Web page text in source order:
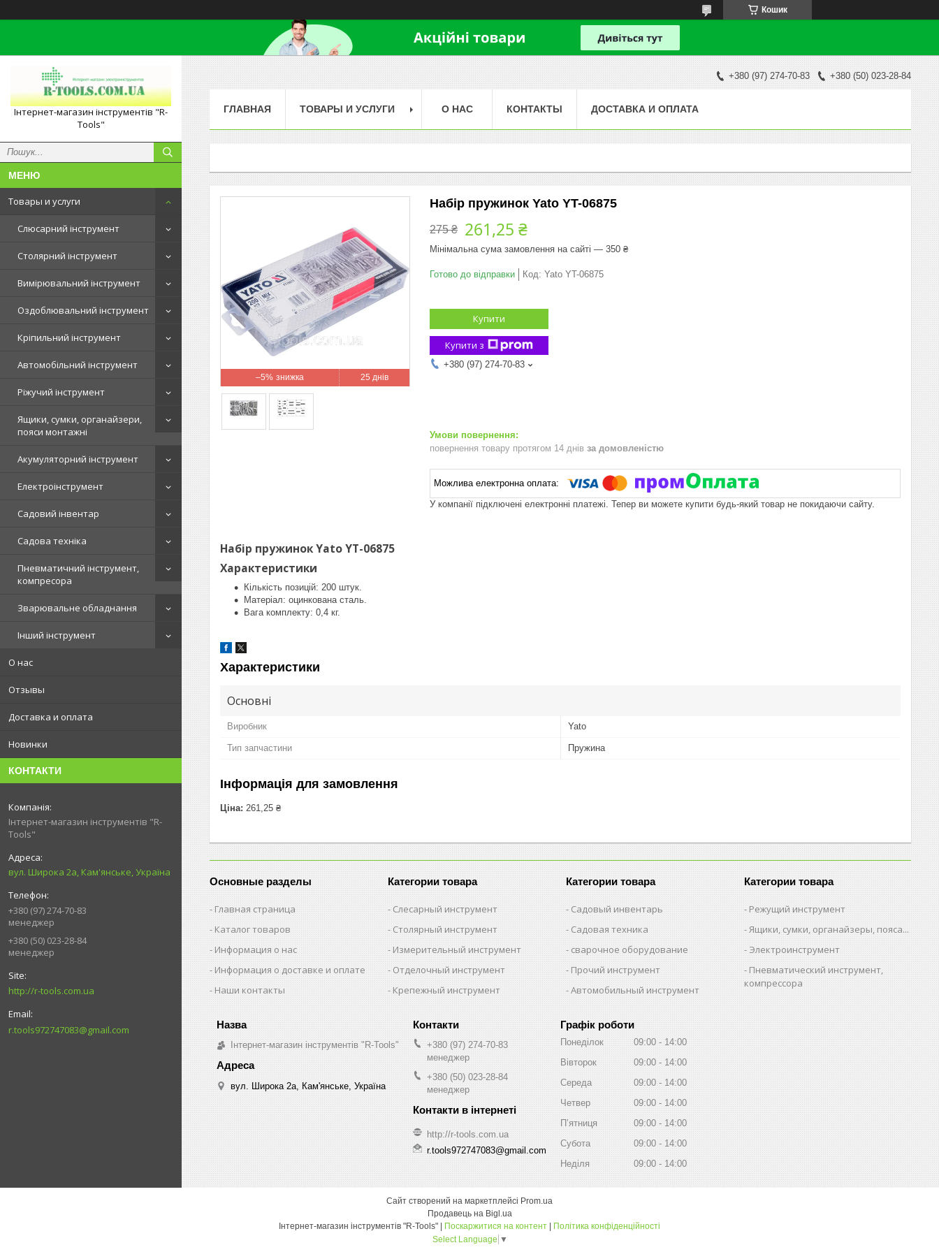
Кошик
Інтернет-магазин інструментів "R-
Tools"
Товары и услуги
Слюсарний інструмент
Столярний інструмент
Вимірювальний інструмент
Оздоблювальний інструмент
Кріпильний інструмент
Автомобільний інструмент
Ріжучий інструмент
Ящики, сумки, органайзери,
пояси монтажні
Акумуляторний інструмент
Електроінструмент
Садовий інвентар
Садова техніка
Пневматичний інструмент,
компресора
Зварювальне обладнання
Інший інструмент
О нас
Отзывы
Доставка и оплата
Новинки
КОНТАКТИ
Інтернет-магазин інструментів "R-
Tools"
вул. Широка 2а, Кам'янське, Україна
+380 (97) 274-70-83
менеджер
+380 (50) 023-28-84
менеджер
http://r-tools.com.ua
r.tools972747083@gmail.com
+380 (97) 274-70-83 +380 (50) 023-28-84
ГЛАВНАЯ ТОВАРЫ И УСЛУГИ О НАС КОНТАКТЫ ДОСТАВКА И ОПЛАТА
–5% 25 днів
Набір пружинок Yato YT-06875
275 ₴ 261,25 ₴
Мінімальна сума замовлення на сайті — 350 ₴
Готово до відправки Код: Yato YT-06875
Купити
Купити з
+380 (97) 274-70-83
повернення товару протягом 14 днів за домовленістю
У компанії підключені електронні платежі. Тепер ви можете купити будь-який товар не покидаючи сайту.
Набір пружинок Yato YT-06875
Характеристики
Кількість позицій: 200 штук.
Матеріал: оцинкована сталь.
Вага комплекту: 0,4 кг.
Характеристики
Основні
Виробник Yato
Тип запчастини Пружина
Інформація для замовлення
Ціна: 261,25 ₴
Основные разделы
Главная страница
Каталог товаров
Информация о нас
Информация о доставке и оплате
Наши контакты
Категории товара
Слесарный инструмент
Столярный инструмент
Измерительный инструмент
Отделочный инструмент
Крепежный инструмент
Категории товара
Садовый инвентарь
Садовая техника
сварочное оборудование
Прочий инструмент
Автомобильный инструмент
Категории товара
Режущий инструмент
Ящики, сумки, органайзеры, пояса...
Электроинструмент
Пневматический инструмент,
компрессора
Інтернет-магазин інструментів "R-Tools"
вул. Широка 2а, Кам'янське, Україна
+380 (97) 274-70-83
менеджер
+380 (50) 023-28-84
менеджер
http://r-tools.com.ua
r.tools972747083@gmail.com
Графік роботи
Понеділок 09:00
14:00
Вівторок
09:00
14:00
Середа
09:00
14:00
Четвер
09:00
14:00
Пʼятниця
09:00
14:00
Субота
09:00
14:00
Неділя
09:00 14:00
Сайт створений на маркетплейсі Prom.ua
Продавець на Bigl.ua
Поскаржитися на контент
Політика конфіденційності
Select Language ▼